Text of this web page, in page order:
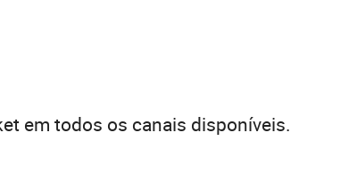
em todos os canais disponíveis.